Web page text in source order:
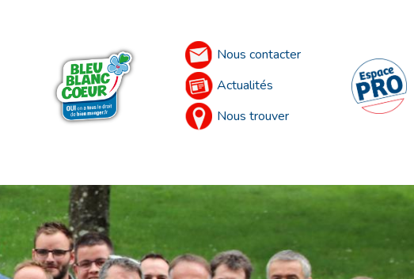
Nous contacter
Actualités
Nous trouver